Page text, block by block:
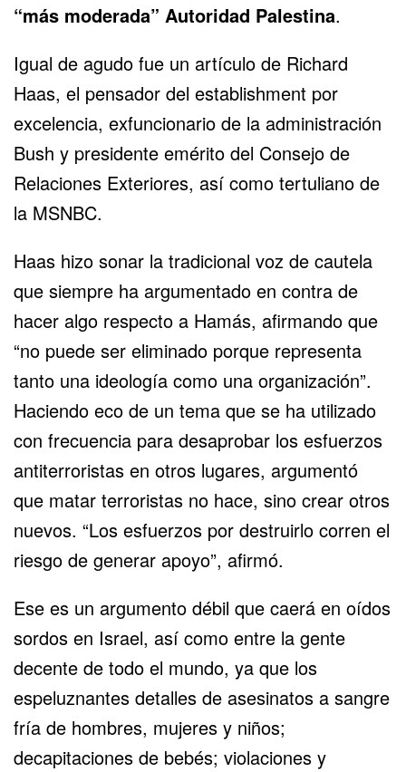
“más moderada” Autoridad Palestina.
Igual de agudo fue un artículo de Richard
Haas, el pensador del establishment por
excelencia, exfuncionario de la administración
Bush y presidente emérito del Consejo de
Relaciones Exteriores, así como tertuliano de
la MSNBC.
Haas hizo sonar la tradicional voz de cautela
que siempre ha argumentado en contra de
hacer algo respecto a Hamás, afirmando que
“no puede ser eliminado porque representa
tanto una ideología como una organización”.
Haciendo eco de un tema que se ha utilizado
con frecuencia para desaprobar los esfuerzos
antiterroristas en otros lugares, argumentó
que matar terroristas no hace, sino crear otros
nuevos. “Los esfuerzos por destruirlo corren el
riesgo de generar apoyo”, afirmó.
Ese es un argumento débil que caerá en oídos
sordos en Israel, así como entre la gente
decente de todo el mundo, ya que los
espeluznantes detalles de asesinatos a sangre
fría de hombres, mujeres y niños;
decapitaciones de bebés; violaciones y